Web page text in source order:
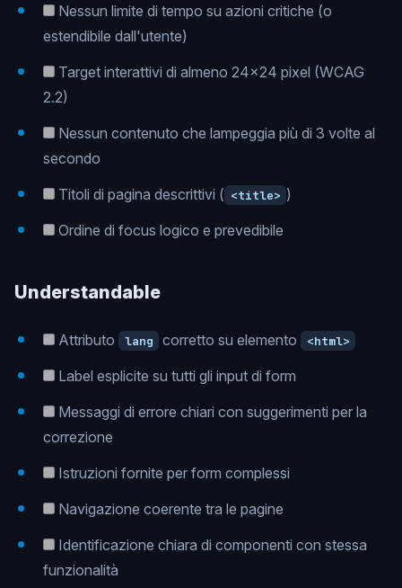
Nessun limite di tempo su azioni critiche (o
estendibile dall'utente)
Target interattivi di almeno 24x24 pixel (WCAG
2.2)
Nessun contenuto che lampeggia più di 3 volte al
secondo
Titoli di pagina descrittivi ( <title> )
Ordine di focus logico e prevedibile
Understandable
Attributo lang corretto su elemento <html>
Label esplicite su tutti gli input di form
Messaggi di errore chiari con suggerimenti per la
correzione
Istruzioni fornite per form complessi
Navigazione coerente tra le pagine
Identificazione chiara di componenti con stessa
funzionalità